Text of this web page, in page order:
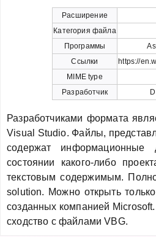
Расширение
Категория файла
Программы
Ссылки
https://
MIME type
Разработчик
Разработчиками формата
Visual Studio. Файлы,
содержат
состоянии какого-либо
текстовым содержимым.
solution. Можно открыть
созданных компанией
сходство с файлами VBG.